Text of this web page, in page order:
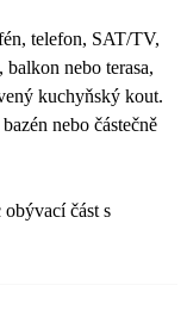
telefon, SAT/TV,
nebo terasa,
kuchyňský kout.
nebo částečně
část s